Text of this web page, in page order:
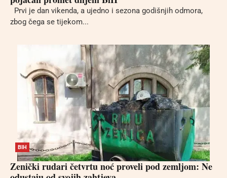
Prvi je dan vikenda, a ujedno i sezona godišnjih odmora,
zbog čega se tijekom...
BIH
Zenički rudari četvrtu noć proveli pod zemljom: Ne